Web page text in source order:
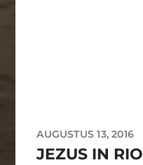
AUGUSTUS 13, 2016
JEZUS IN RIO